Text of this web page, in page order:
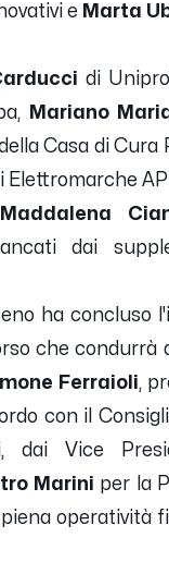
e Marta
di
Mariano
Casa di Cura
Elettromarche AP
Maddalena
dai
ha concluso
che condurrà
Ferraioli,
con il
dai Vice
Marini per la
operatività